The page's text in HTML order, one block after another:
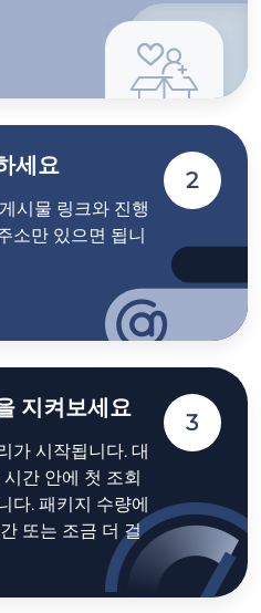
세요
시물 링크와 진행
소만 있으면 됩니
2
지켜보세요
가 시작됩니다. 대
간 안에 첫 조회
다. 패키지 수량에
또는 조금 더 걸
3